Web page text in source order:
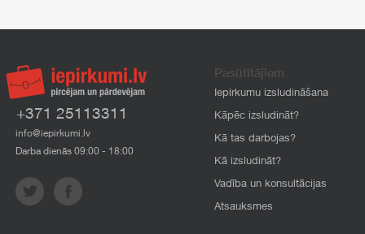
+371 25113311
info@iepirkumi.lv
Darba dienās 09:00 - 18:00
Pasūtītājiem
Iepirkumu izsludināšana
Kāpēc izsludināt?
Kā tas darbojas?
Kā izsludināt?
Vadība un konsultācijas
Atsauksmes